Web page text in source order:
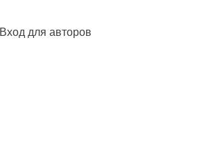
Вход для авторов